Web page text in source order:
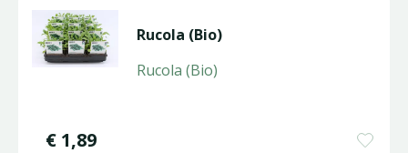
Rucola (Bio)
Rucola (Bio)
€ 1,89